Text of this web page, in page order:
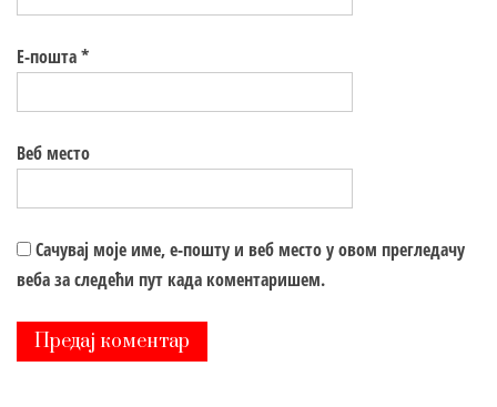
Е-пошта*
Веб место
Сачувај моје име, е-пошту и веб место у овом прегледачу
веба за следећи пут када коментаришем.